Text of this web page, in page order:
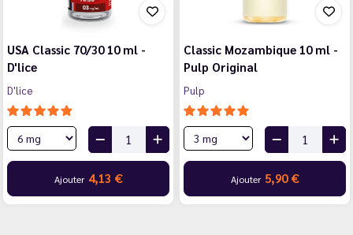
USA Classic 70/30 10 ml -
D'lice
D'lice
Ajouter 4,13 €
Classic Mozambique 10 ml -
Pulp Original
Pulp
Ajouter 5,90 €